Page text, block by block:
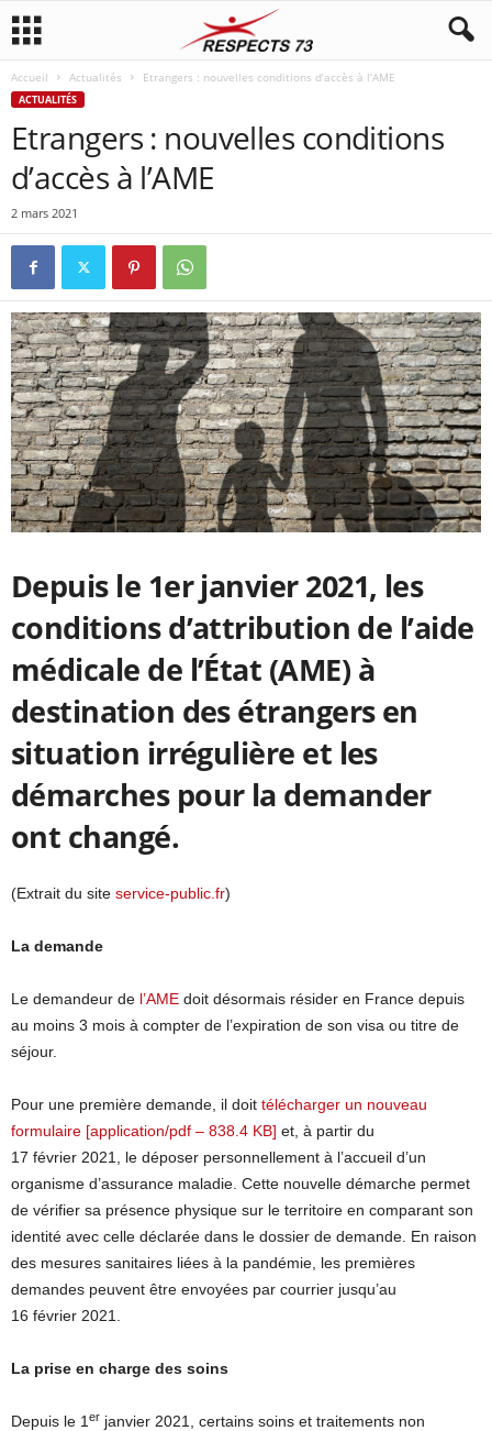
Accueil Actualités Etrangers : nouvelles conditions d’accès à l’AME
ACTUALITÉS
Etrangers : nouvelles conditions
d’accès à l’AME
2 mars 2021
Depuis le 1er janvier 2021, les
conditions d’attribution de l’aide
médicale de l’État (AME) à
destination des étrangers en
situation irrégulière et les
démarches pour la demander
ont changé.
(Extrait du site service-public.fr)
La demande
Le demandeur de l’AME doit désormais résider en France depuis
au moins 3 mois à compter de l’expiration de son visa ou titre de
séjour.
Pour une première demande, il doit télécharger un nouveau
formulaire [application/pdf – 838.4 KB] et, à partir du
17 février 2021, le déposer personnellement à l’accueil d’un
organisme d’assurance maladie. Cette nouvelle démarche permet
de vérifier sa présence physique sur le territoire en comparant son
identité avec celle déclarée dans le dossier de demande. En raison
des mesures sanitaires liées à la pandémie, les premières
demandes peuvent être envoyées par courrier jusqu’au
16 février 2021.
La prise en charge des soins
Depuis le 1 er janvier 2021, certains soins et traitements non